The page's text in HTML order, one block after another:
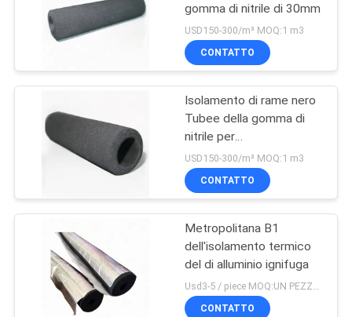
SITO
PRIVACY
POLICY
gomma di nitrile di 30mm
USD150-300/m³ MOQ:1 m3
CONTATTO
Isolamento di rame nero
Tubee della gomma di
nitrile per
condizionamento d'aria
USD150-300/m³ MOQ:1 m3
CONTATTO
Metropolitana B1
dell'isolamento termico
del di alluminio ignifuga
CONTATTO